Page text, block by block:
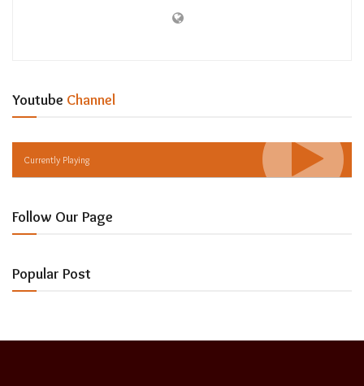
Youtube Channel
Currently Playing
Follow Our Page
Popular Post